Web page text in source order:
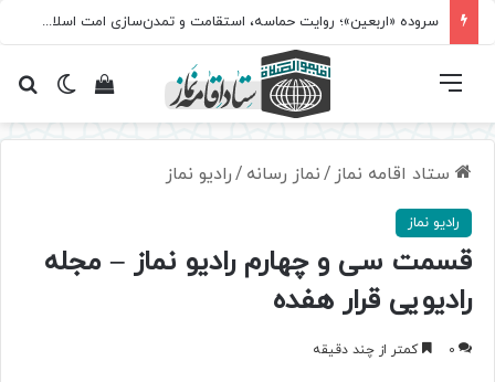
سروده‌ «اربعین»؛ روایت حماسه، استقامت و تمدن‌سازی امت اسلامی
تغییرمشاهده فهرست
ستاد اقامه نماز /نماز رسانه /رادیو نماز
رادیو نماز
قسمت سی و چهارم رادیو نماز – مجله
رادیویی قرار هفده
0 کمتر از چند دقیقه